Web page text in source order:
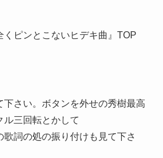
くピンとこないヒデキ曲』TOP
下さい。ボタンを外せの秀樹最高
ル三回転とかして
詞の処の振り付けも見て下さ